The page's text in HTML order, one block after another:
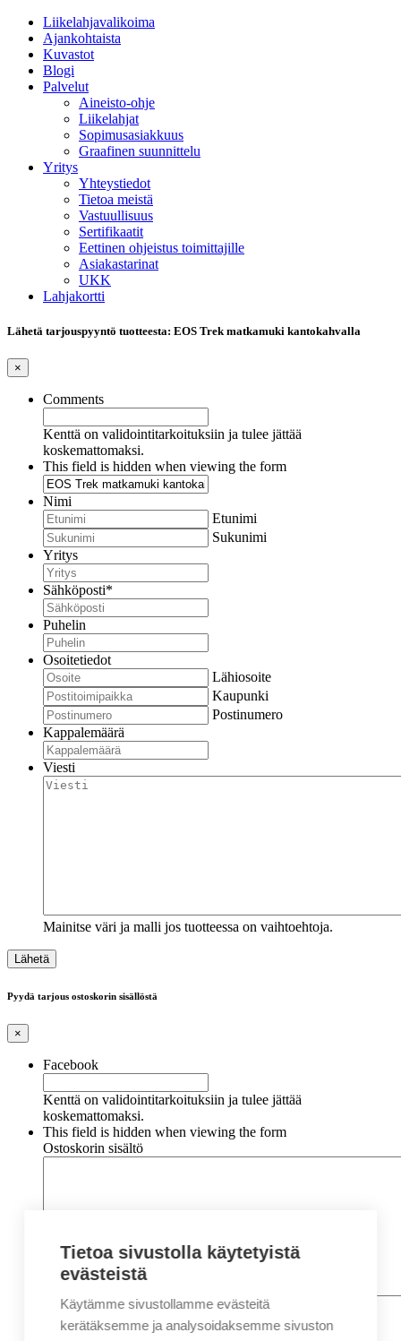
Liikelahjavalikoima
Ajankohtaista
Kuvastot
Blogi
Palvelut
Aineisto-ohje
Liikelahjat
Sopimusasiakkuus
Graafinen suunnittelu
Yritys
Yhteystiedot
Tietoa meistä
Vastuullisuus
Sertifikaatit
Eettinen ohjeistus toimittajille
Asiakastarinat
UKK
Lahjakortti
Lähetä tarjouspyyntö tuotteesta: EOS Trek matkamuki kantokahvalla
×
Comments
Kenttä on validointitarkoituksiin ja tulee jättää
koskemattomaksi.
This field is hidden when viewing the form
Nimi
Etunimi
Sukunimi
Yritys
Sähköposti*
Puhelin
Osoitetiedot
Lähiosoite
Kaupunki
Postinumero
Kappalemäärä
Viesti
Mainitse väri ja malli jos tuotteessa on vaihtoehtoja.
Pyydä tarjous ostoskorin sisällöstä
×
Facebook
Kenttä on validointitarkoituksiin ja tulee jättää
koskemattomaksi.
This field is hidden when viewing the form
Ostoskorin sisältö
Nimi*
Etunimi
Tietoa sivustolla käytetyistä
evästeistä
Käytämme sivustollamme evästeitä
kerätäksemme ja analysoidaksemme sivuston